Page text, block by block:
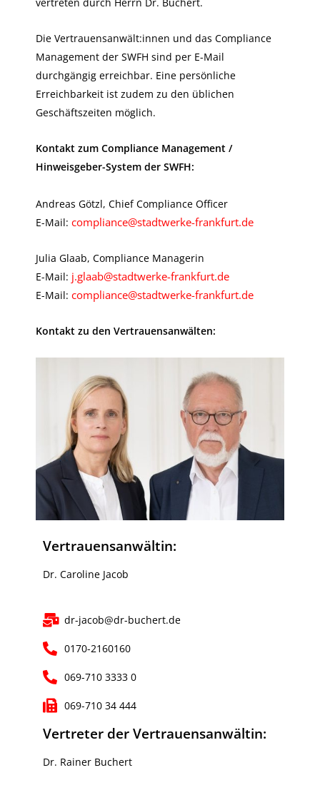
Die Vertrauensanwält:innen und das Compliance
Management der SWFH sind per E-Mail
durchgängig erreichbar. Eine persönliche
Erreichbarkeit ist zudem zu den üblichen
Geschäftszeiten möglich.
Kontakt zum Compliance Management /
Hinweisgeber-System der SWFH:
Andreas Götzl, Chief Compliance Officer
E-Mail: compliance@stadtwerke-frankfurt.de
Julia Glaab, Compliance Managerin
E-Mail: j.glaab@stadtwerke-frankfurt.de
E-Mail: compliance@stadtwerke-frankfurt.de
Kontakt zu den Vertrauensanwälten:
Vertrauensanwältin:
Dr. Caroline Jacob
dr-jacob@dr-buchert.de
0170-2160160
069-710 3333 0
069-710 34 444
Vertreter der Vertrauensanwältin:
Dr. Rainer Buchert